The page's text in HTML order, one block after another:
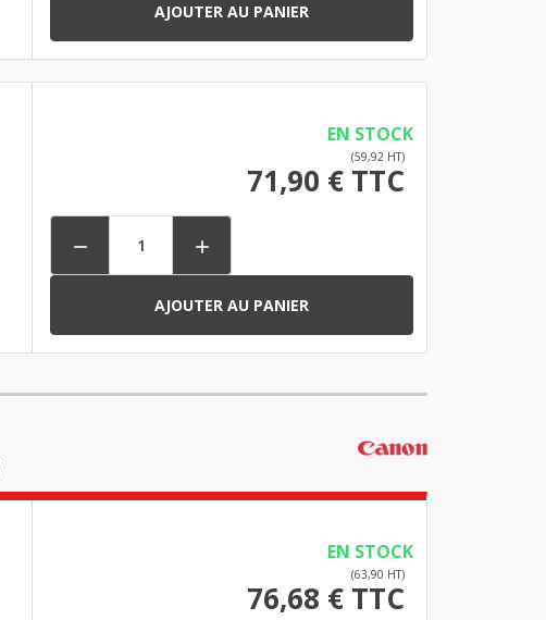
AJOUTER AU PANIER
EN STOCK
(59,92 HT)
71,90 € TTC
 
AJOUTER AU PANIER
EN STOCK
(63,90 HT)
76,68 € TTC